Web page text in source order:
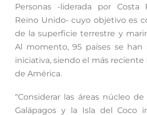
Personas -liderada por Costa
Reino Unido- cuyo objetivo es
de la superficie terrestre y
Al momento, 95 países se han
iniciativa, siendo el más reciente
de América.
“Considerar las áreas núcleo de
Galápagos y la Isla del Coco